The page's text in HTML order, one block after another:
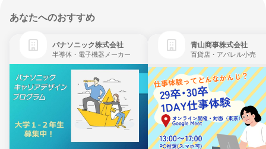
あなたへのおすすめ
パナソニック株式会社
半導体・電子機器メーカー
青山商事株式会社
百貨店・アパレル小売